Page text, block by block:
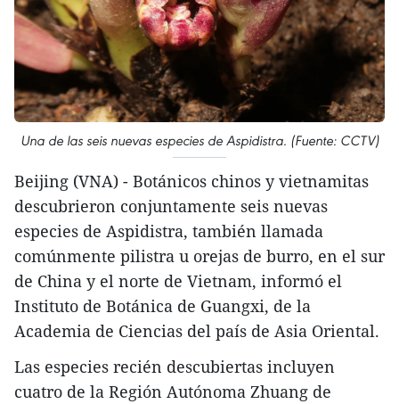
Una de las seis nuevas especies de Aspidistra. (Fuente: CCTV)
Beijing (VNA) - Botánicos chinos y vietnamitas
descubrieron conjuntamente seis nuevas
especies de Aspidistra, también llamada
comúnmente pilistra u orejas de burro, en el sur
de China y el norte de Vietnam, informó el
Instituto de Botánica de Guangxi, de la
Academia de Ciencias del país de Asia Oriental.
Las especies recién descubiertas incluyen
cuatro de la Región Autónoma Zhuang de